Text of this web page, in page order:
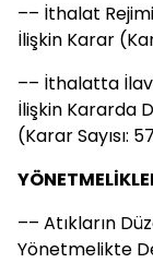
–– İthalat
İlişkin Karar
–– İthalatta
İlişkin Kararda
(Karar Sayısı:
–– Atıkların
Yönetmelikte